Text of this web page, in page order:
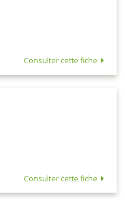
Consulter cette fiche
Consulter cette fiche